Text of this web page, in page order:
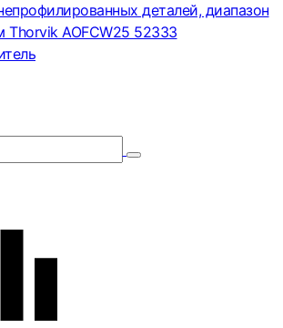
деталей, диапазон
AOFCW25 52333